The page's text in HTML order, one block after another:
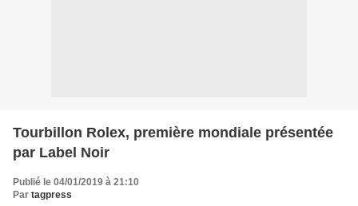
Tourbillon Rolex, première mondiale présentée
par Label Noir
Publié le 04/01/2019 à 21:10
Par tagpress